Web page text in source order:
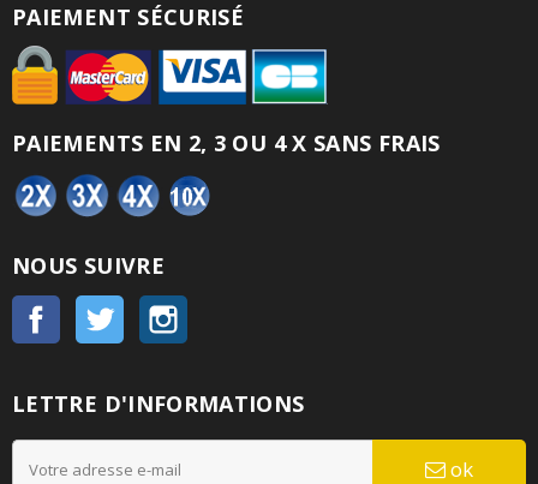
PAIEMENT SÉCURISÉ
PAIEMENTS EN 2, 3 OU 4 X SANS FRAIS
NOUS SUIVRE
Facebook Twitter
LETTRE D'INFORMATIONS
ok